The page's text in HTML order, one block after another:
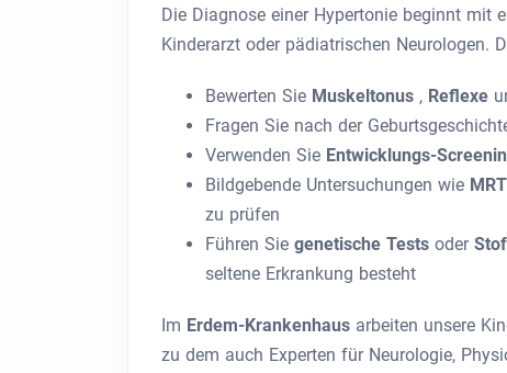
Die Diagnose einer Hypertonie beginnt mit
Kinderarzt oder pädiatrischen Neurologen.
Bewerten Sie Muskeltonus , Reflexe
Fragen Sie nach der
Verwenden Sie Entwicklungs-
Bildgebende Untersuchungen wie MRT
zu prüfen
Führen Sie genetische Tests oder
seltene Erkrankung besteht
Im Erdem-Krankenhaus arbeiten unsere
zu dem auch Experten für Neurologie,